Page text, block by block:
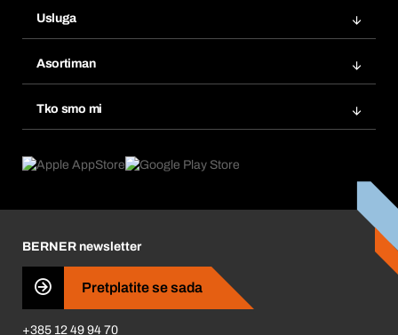
Popisi želja
Ponovno naručivanje
Pretplate
Usluga
Tražitelji proizvoda
Asortiman
Tko smo mi
Što nas pokreće
Business Conduct
BERNER newsletter
Pretplatite se sada
+385 12 49 94 70